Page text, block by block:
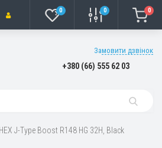
0 0 0
Замовити дзвінок
+380 (66) 555 62 03
J-Type Boost R148 HG 32H, Black